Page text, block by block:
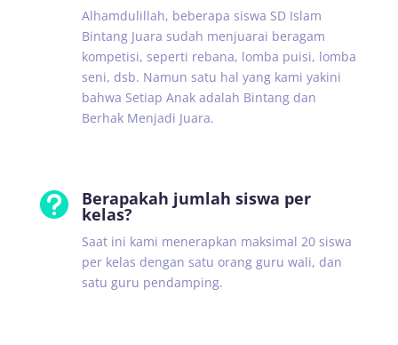
Alhamdulillah, beberapa siswa SD Islam
Bintang Juara sudah menjuarai beragam
kompetisi, seperti rebana, lomba puisi, lomba
seni, dsb. Namun satu hal yang kami yakini
bahwa Setiap Anak adalah Bintang dan
Berhak Menjadi Juara.
 Berapakah jumlah siswa per
kelas?
Saat ini kami menerapkan maksimal 20 siswa
per kelas dengan satu orang guru wali, dan
satu guru pendamping.